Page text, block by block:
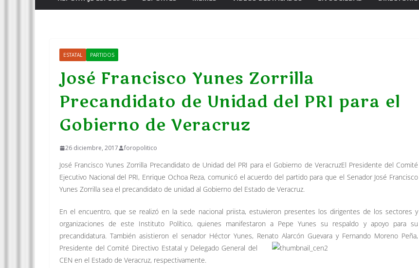
ESTATAL PARTIDOS
José Francisco Yunes Zorrilla
Precandidato de Unidad del PRI para el
Gobierno de Veracruz
26 diciembre, 2017 foropolitico
José Francisco Yunes Zorrilla Precandidato de Unidad del PRI para el Gobierno de VeracruzEl Presidente del Comité
Ejecutivo Nacional del PRI, Enrique Ochoa Reza, comunicó el acuerdo del partido para que el Senador José Francisco
Yunes Zorrilla sea el precandidato de unidad al Gobierno del Estado de Veracruz.
En el encuentro, que se realizó en la sede nacional priista, estuvieron presentes los dirigentes de los sectores y
organizaciones de este Instituto Político, quienes manifestaron a Pepe Yunes su respaldo y apoyo para su
precandidatura. También asistieron el senador Héctor Yunes, Renato Alarcón Guevara y Fernando Moreno Peña,
Presidente del Comité Directivo Estatal y Delegado General del
CEN en el Estado de Veracruz, respectivamente.